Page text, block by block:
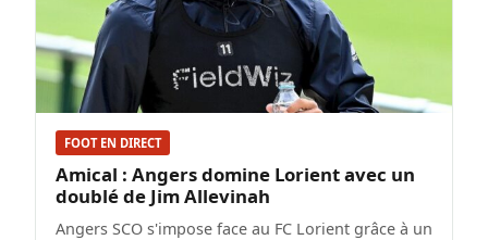
FOOT EN DIRECT
Amical : Angers domine Lorient avec un
doublé de Jim Allevinah
Angers SCO s'impose face au FC Lorient grâce à un